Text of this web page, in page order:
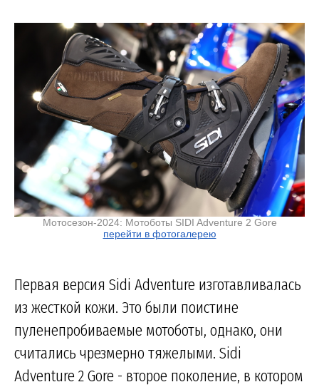
Мотосезон-2024: Мотоботы SIDI Adventure 2 Gore
перейти в фотогалерею
Первая версия Sidi Adventure изготавливалась
из жесткой кожи. Это были поистине
пуленепробиваемые мотоботы, однако, они
считались чрезмерно тяжелыми. Sidi
Adventure 2 Gore - второе поколение, в котором